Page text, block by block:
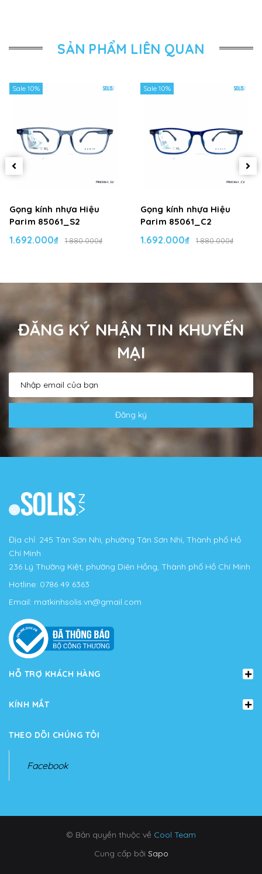
SẢN PHẨM LIÊN QUAN
Sale 10%
Gọng kính nhựa Hiệu
Parim 85061_S2
1.692.000₫ 1.880.000₫
Sale 10%
Gọng kính nhựa Hiệu
Parim 85061_C2
1.692.000₫ 1.880.000₫
ĐĂNG KÝ NHẬN TIN KHUYẾN
MẠI
Đăng ký
Địa chỉ: 245 Tân Sơn Nhì, phường Tân Sơn Nhì, Thành phố Hồ
Chí Minh
236 Lý Thường Kiệt, phường Diên Hồng, Thành phố Hồ Chí Minh
Hotline: 0786 49 6363
Email: matkinhsolis.vn@gmail.com
HỖ TRỢ KHÁCH HÀNG
KÍNH MẮT
THEO DÕI CHÚNG TÔI
Facebook
© Bản quyền thuộc về Cool Team
Cung cấp bởi Sapo